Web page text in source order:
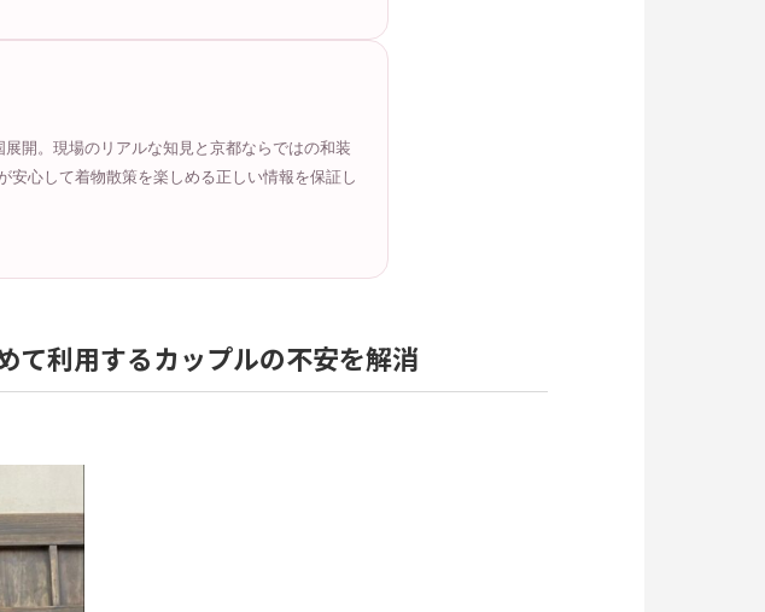
開。現場のリアルな知見と京都ならではの和装
心して着物散策を楽しめる正しい情報を保証し
て利用するカップルの不安を解消